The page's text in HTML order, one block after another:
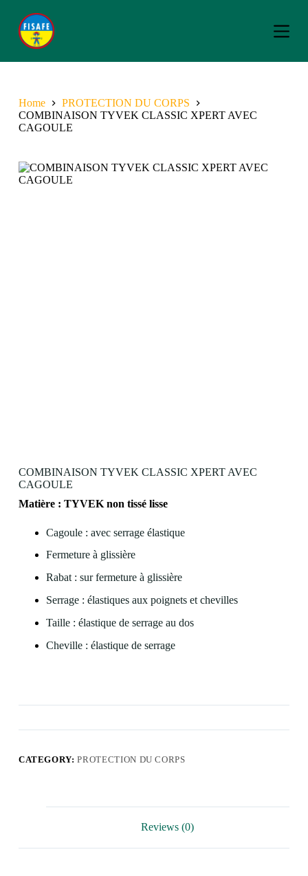
k
t
o
n
Home
PROTECTION DU CORPS
COMBINAISON TYVEK CLASSIC XPERT AVEC
CAGOULE
COMBINAISON TYVEK CLASSIC XPERT AVEC
CAGOULE
Matière : TYVEK non tissé lisse
Cagoule : avec serrage élastique
Fermeture à glissière
Rabat : sur fermeture à glissière
Serrage : élastiques aux poignets et chevilles
Taille : élastique de serrage au dos
Cheville : élastique de serrage
CATEGORY:PROTECTION DU CORPS
Reviews (0)